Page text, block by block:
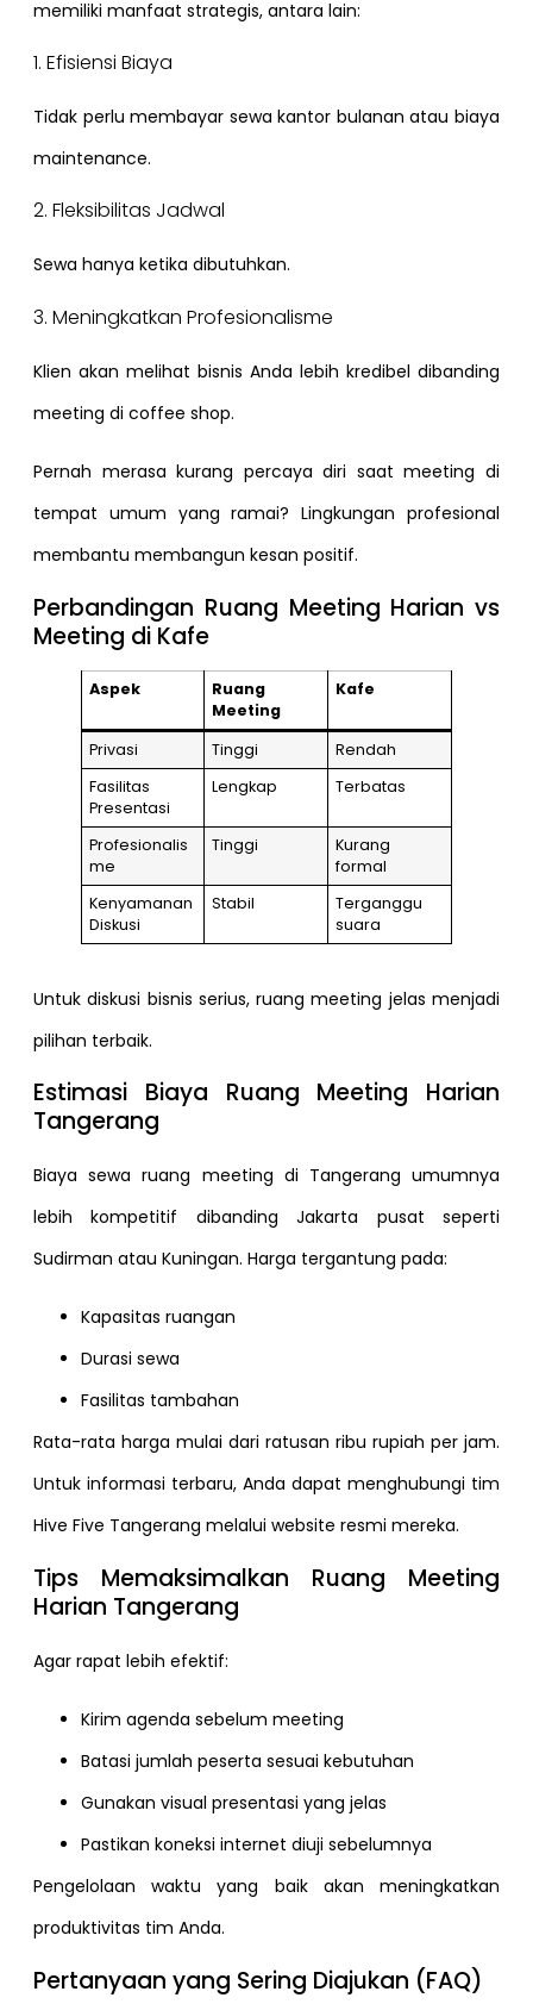
memiliki manfaat strategis, antara lain:
1. Efisiensi Biaya
Tidak perlu membayar sewa kantor bulanan atau biaya
maintenance.
2. Fleksibilitas Jadwal
Sewa hanya ketika dibutuhkan.
3. Meningkatkan Profesionalisme
Klien akan melihat bisnis Anda lebih kredibel dibanding
meeting di coffee shop.
Pernah merasa kurang percaya diri saat meeting di
tempat umum yang ramai? Lingkungan profesional
membantu membangun kesan positif.
Perbandingan Ruang Meeting Harian vs
Meeting di Kafe
Aspek
Ruang
Meeting
Kafe
Privasi Tinggi
Rendah
Fasilitas
Presentasi
Lengkap Terbatas
Profesionalis
me
Tinggi
Kurang
formal
Kenyamanan
Diskusi
Stabil
Terganggu
suara
Untuk diskusi bisnis serius, ruang meeting jelas menjadi
pilihan terbaik.
Estimasi Biaya Ruang Meeting Harian
Tangerang
Biaya sewa ruang meeting di Tangerang umumnya
lebih kompetitif dibanding Jakarta pusat seperti
Sudirman atau Kuningan. Harga tergantung pada:
Kapasitas ruangan
Durasi sewa
Fasilitas tambahan
Rata-rata harga mulai dari ratusan ribu rupiah per jam.
Untuk informasi terbaru, Anda dapat menghubungi tim
Hive Five Tangerang melalui website resmi mereka.
Tips Memaksimalkan Ruang Meeting
Harian Tangerang
Agar rapat lebih efektif:
Kirim agenda sebelum meeting
Batasi jumlah peserta sesuai kebutuhan
Gunakan visual presentasi yang jelas
Pastikan koneksi internet diuji sebelumnya
Pengelolaan waktu yang baik akan meningkatkan
produktivitas tim Anda.
Pertanyaan yang Sering Diajukan (FAQ)